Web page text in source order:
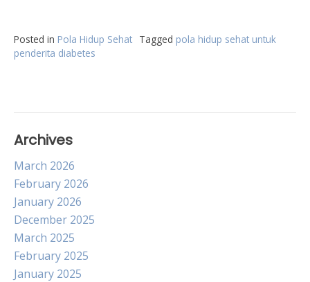
Posted in Pola Hidup Sehat Tagged pola hidup sehat untuk
penderita diabetes
Archives
March 2026
February 2026
January 2026
December 2025
March 2025
February 2025
January 2025